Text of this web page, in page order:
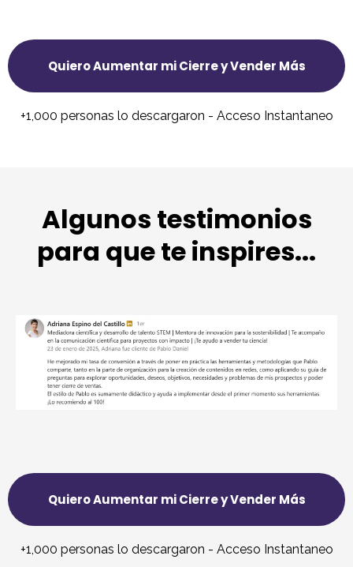
Quiero Aumentar mi Cierre y Vender Más
+1,000 personas lo descargaron - Acceso Instantaneo
Algunos testimonios
para que te inspires...
Quiero Aumentar mi Cierre y Vender Más
+1,000 personas lo descargaron - Acceso Instantaneo